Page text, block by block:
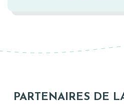
PARTENAIRES DE